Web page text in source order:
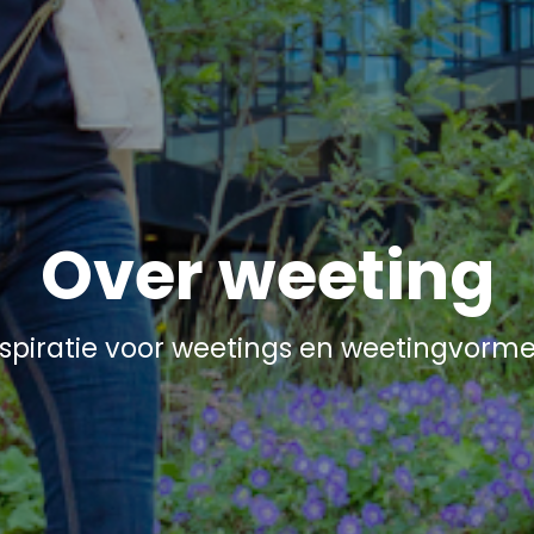
Over weeting
voor weetings en